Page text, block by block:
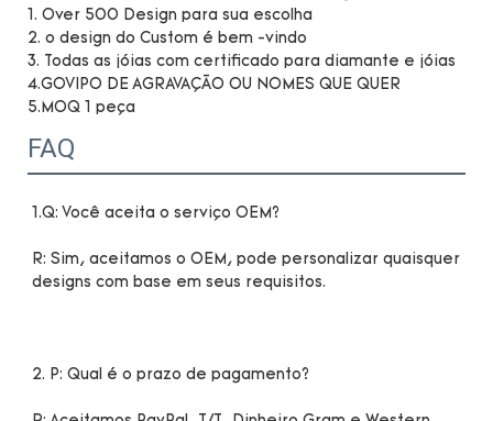
1. Over 500 Design para sua escolha
2. o design do Custom é bem -vindo
3. Todas as jóias com certificado para diamante e jóias
4.GOVIPO DE AGRAVAÇÃO OU NOMES QUE QUER
5.MOQ 1 peça
FAQ
R: Sim, aceitamos o OEM, pode personalizar quaisquer